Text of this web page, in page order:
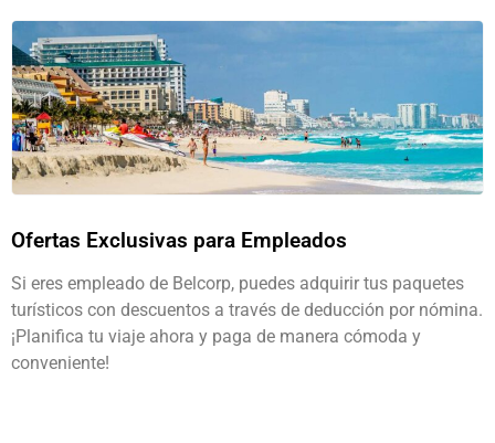
Ofertas Exclusivas para Empleados
Si eres empleado de Belcorp, puedes adquirir tus paquetes
turísticos con descuentos a través de deducción por nómina.
¡Planifica tu viaje ahora y paga de manera cómoda y
conveniente!